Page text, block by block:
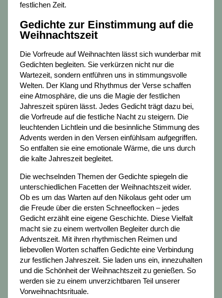
festlichen Zeit.
Gedichte zur Einstimmung auf die
Weihnachtszeit
Die Vorfreude auf Weihnachten lässt sich wunderbar mit
Gedichten begleiten. Sie verkürzen nicht nur die
Wartezeit, sondern entführen uns in stimmungsvolle
Welten. Der Klang und Rhythmus der Verse schaffen
eine Atmosphäre, die uns die Magie der festlichen
Jahreszeit spüren lässt. Jedes Gedicht trägt dazu bei,
die Vorfreude auf die festliche Nacht zu steigern. Die
leuchtenden Lichtlein und die besinnliche Stimmung des
Advents werden in den Versen einfühlsam aufgegriffen.
So entfalten sie eine emotionale Wärme, die uns durch
die kalte Jahreszeit begleitet.
Die wechselnden Themen der Gedichte spiegeln die
unterschiedlichen Facetten der Weihnachtszeit wider.
Ob es um das Warten auf den Nikolaus geht oder um
die Freude über die ersten Schneeflocken – jedes
Gedicht erzählt eine eigene Geschichte. Diese Vielfalt
macht sie zu einem wertvollen Begleiter durch die
Adventszeit. Mit ihren rhythmischen Reimen und
liebevollen Worten schaffen Gedichte eine Verbindung
zur festlichen Jahreszeit. Sie laden uns ein, innezuhalten
und die Schönheit der Weihnachtszeit zu genießen. So
werden sie zu einem unverzichtbaren Teil unserer
Vorweihnachtsrituale.